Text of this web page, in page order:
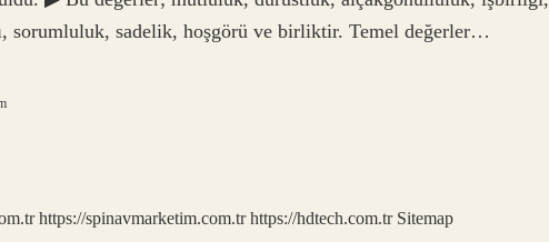
sorumluluk, sadelik, hoşgörü ve birliktir. Temel değerler…
https://spinavmarketim.com.tr https://hdtech.com.tr Sitemap